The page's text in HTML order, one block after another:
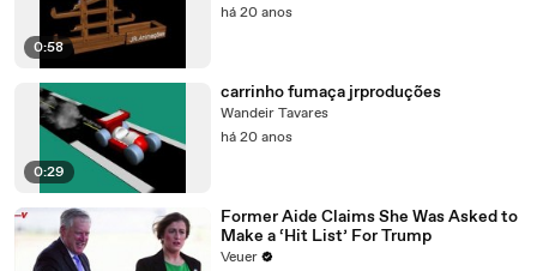
0:58
há 20 anos
0:29
carrinho fumaça jrproduções
Wandeir Tavares
há 20 anos
Former Aide Claims She Was Asked to
Make a ‘Hit List’ For Trump
Veuer